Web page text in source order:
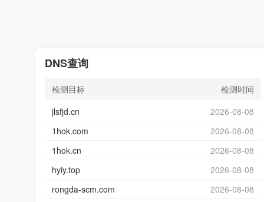
DNS查询
检测目标
检测时间
jlsfjd.cn
2026-08-08
1hok.com
2026-08-08
1hok.cn
2026-08-08
hyiy.top
2026-08-08
rongda-scm.com
2026-08-08